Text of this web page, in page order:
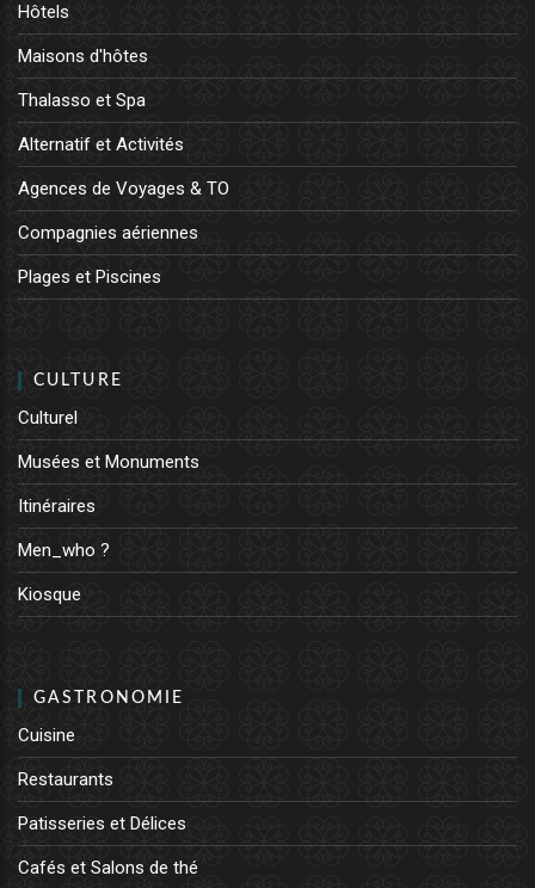
Hôtels
Maisons d'hôtes
Thalasso et Spa
Alternatif et Activités
Agences de Voyages & TO
Compagnies aériennes
Plages et Piscines
CULTURE
Culturel
Musées et Monuments
Itinéraires
Men_who ?
Kiosque
GASTRONOMIE
Cuisine
Restaurants
Patisseries et Délices
Cafés et Salons de thé